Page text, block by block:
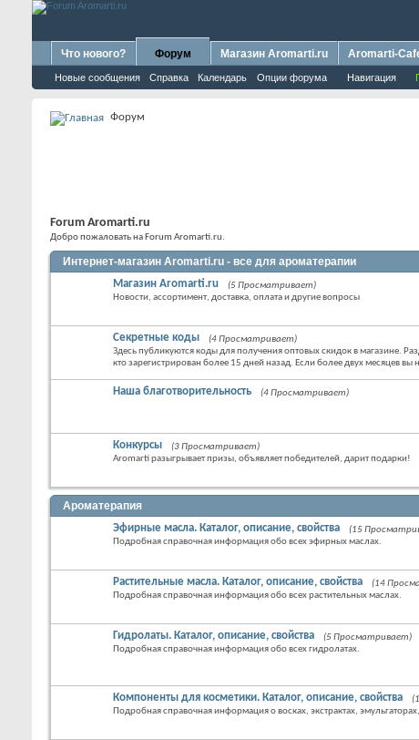
Что нового? Форум
Новые сообщения Справка Календарь Опции форума Навигация
Магазин Aromarti.ru Aromarti-
Форум
Forum Aromarti.ru
Добро пожаловать на Forum Aromarti.ru.
Интернет-магазин Aromarti.ru - все для ароматерапии
Магазин Aromarti.ru
(5 Просматривает)
Новости, ассортимент, доставка, оплата и другие вопросы
Секретные коды
(4 Просматривает)
Здесь публикуются коды для получения оптовых скидок в магазине.
кто зарегистрирован более 15 дней назад. Если более двух месяцев вы
Наша благотворительность (4 Просматривает)
Конкурсы
(3 Просматривает)
Aromarti разыгрывает призы, объявляет победителей, дарит подарки!
Ароматерапия
Эфирные масла. Каталог, описание, свойства
(15
Подробная справочная информация обо всех эфирных маслах.
Растительные масла. Каталог, описание, свойства
(14
Подробная справочная информация обо всех растительных маслах.
Гидролаты. Каталог, описание, свойства
(5 Просматривает)
Подробная справочная информация обо всех гидролатах.
Компоненты для косметики. Каталог, описание, свойства
Подробная справочная информация о восках, экстрактах,